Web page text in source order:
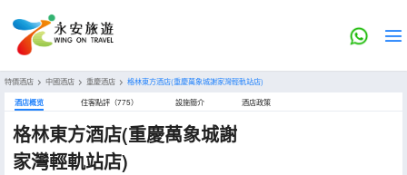
特價酒店 > 中國酒店 > 重慶酒店 > 格林東方酒店(重慶萬象城謝家灣輕軌站店)
酒店概览 住客點評（775） 設施簡介 酒店政策
格林東方酒店(重慶萬象城謝
家灣輕軌站店)